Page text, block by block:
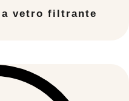
a vetro filtrante